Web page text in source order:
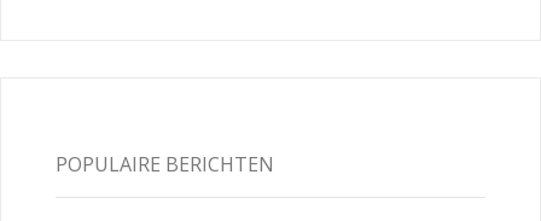
POPULAIRE BERICHTEN